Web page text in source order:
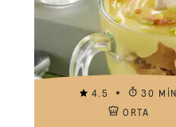
4.5
30 MIN
ORTA